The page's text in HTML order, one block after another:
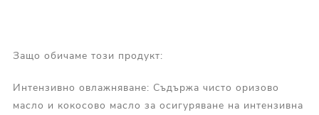
Защо обичаме този продукт:
Интензивно овлажняване: Съдържа чисто оризово
масло и кокосово масло за осигуряване на интензивна